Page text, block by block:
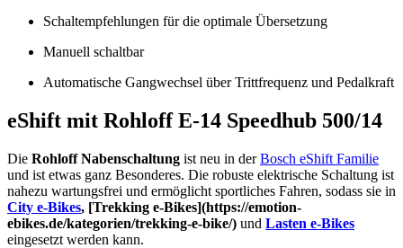
Schaltempfehlungen für die optimale Übersetzung
Manuell schaltbar
Automatische Gangwechsel über Trittfrequenz und Pedalkraft
eShift mit Rohloff E-14 Speedhub 500/14
Die Rohloff Nabenschaltung ist neu in derBosch eShift Familie
und ist etwas ganz Besonderes. Die robuste elektrische Schaltung ist
nahezu wartungsfrei und ermöglicht sportliches Fahren, sodass sie in
City e-Bikes, [Trekking e-Bikes](https://emotion-
ebikes.de/kategorien/trekking-e-bike/) und Lasten e-Bikes
eingesetzt werden kann.